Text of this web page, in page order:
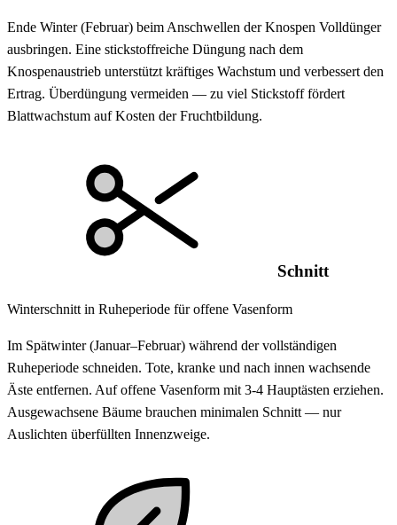
Ende Winter (Februar) beim Anschwellen der Knospen Volldünger
ausbringen. Eine stickstoffreiche Düngung nach dem
Knospenaustrieb unterstützt kräftiges Wachstum und verbessert den
Ertrag. Überdüngung vermeiden — zu viel Stickstoff fördert
Blattwachstum auf Kosten der Fruchtbildung.
Schnitt
Winterschnitt in Ruheperiode für offene Vasenform
Im Spätwinter (Januar–Februar) während der vollständigen
Ruheperiode schneiden. Tote, kranke und nach innen wachsende
Äste entfernen. Auf offene Vasenform mit 3-4 Hauptästen erziehen.
Ausgewachsene Bäume brauchen minimalen Schnitt — nur
Auslichten überfüllten Innenzweige.